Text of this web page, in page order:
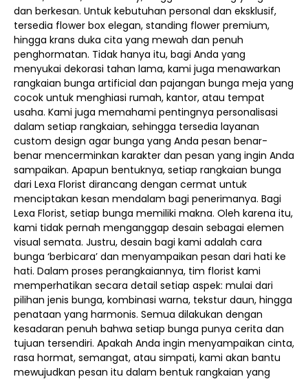
dan berkesan. Untuk kebutuhan personal dan eksklusif,
tersedia flower box elegan, standing flower premium,
hingga krans duka cita yang mewah dan penuh
penghormatan. Tidak hanya itu, bagi Anda yang
menyukai dekorasi tahan lama, kami juga menawarkan
rangkaian bunga artificial dan pajangan bunga meja yang
cocok untuk menghiasi rumah, kantor, atau tempat
usaha. Kami juga memahami pentingnya personalisasi
dalam setiap rangkaian, sehingga tersedia layanan
custom design agar bunga yang Anda pesan benar-
benar mencerminkan karakter dan pesan yang ingin Anda
sampaikan. Apapun bentuknya, setiap rangkaian bunga
dari Lexa Florist dirancang dengan cermat untuk
menciptakan kesan mendalam bagi penerimanya. Bagi
Lexa Florist, setiap bunga memiliki makna. Oleh karena itu,
kami tidak pernah menganggap desain sebagai elemen
visual semata. Justru, desain bagi kami adalah cara
bunga ‘berbicara’ dan menyampaikan pesan dari hati ke
hati. Dalam proses perangkaiannya, tim florist kami
memperhatikan secara detail setiap aspek: mulai dari
pilihan jenis bunga, kombinasi warna, tekstur daun, hingga
penataan yang harmonis. Semua dilakukan dengan
kesadaran penuh bahwa setiap bunga punya cerita dan
tujuan tersendiri. Apakah Anda ingin menyampaikan cinta,
rasa hormat, semangat, atau simpati, kami akan bantu
mewujudkan pesan itu dalam bentuk rangkaian yang